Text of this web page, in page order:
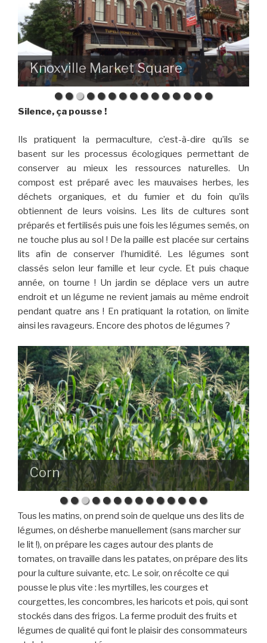
Knoxville Market Square
Silence, ça pousse !
Ils pratiquent la permaculture, c’est-à-dire qu’ils se
basent sur les processus écologiques permettant de
conserver au mieux les ressources naturelles. Un
compost est préparé avec les mauvaises herbes, les
déchets organiques, et du fumier et du foin qu’ils
obtiennent de leurs voisins. Les lits de cultures sont
préparés et fertilisés puis une fois les légumes semés, on
ne touche plus au sol ! De la paille est placée sur certains
lits afin de conserver l’humidité. Les légumes sont
classés selon leur famille et leur cycle. Et puis chaque
année, on tourne ! Un jardin se déplace vers un autre
endroit et un légume ne revient jamais au même endroit
pendant quatre ans ! En pratiquant la rotation, on limite
ainsi les ravageurs. Encore des photos de légumes ?
Corn
Tous les matins, on prend soin de quelque uns des lits de
légumes, on désherbe manuellement (sans marcher sur
le lit !), on prépare les cages autour des plants de
tomates, on travaille dans les patates, on prépare des lits
pour la culture suivante, etc. Le soir, on récolte ce qui
pousse le plus vite : les myrtilles, les courges et
courgettes, les concombres, les haricots et pois, qui sont
stockés dans des frigos. La ferme produit des fruits et
légumes de qualité qui font le plaisir des consommateurs